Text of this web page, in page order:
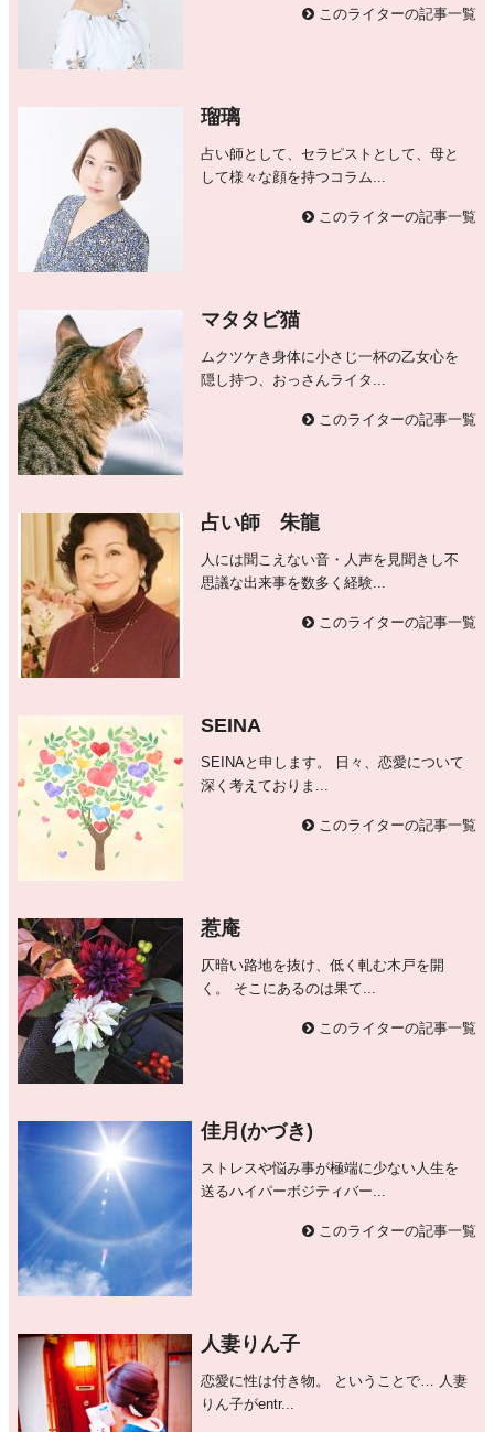
このライターの記事一覧
瑠璃
占い師として、セラピストとして、母と
して様々な顔を持つコラム...
このライターの記事一覧
マタタビ猫
ムクツケき身体に小さじ一杯の乙女心を
隠し持つ、おっさんライタ...
このライターの記事一覧
占い師 朱龍
人には聞こえない音・人声を見聞きし不
思議な出来事を数多く経験...
このライターの記事一覧
SEINA
SEINAと申します。 日々、恋愛について
深く考えておりま...
このライターの記事一覧
惹庵
仄暗い路地を抜け、低く軋む木戸を開
く。 そこにあるのは果て...
このライターの記事一覧
佳月(かづき)
ストレスや悩み事が極端に少ない人生を
送るハイパーボジティバー...
このライターの記事一覧
人妻りん子
恋愛に性は付き物。 ということで… 人妻
りん子がentr...